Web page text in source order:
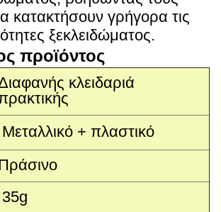
κατακτήσουν γρήγορα τις
ξεκλειδώματος.
προϊόντος
κλειδαριά
Μεταλλικό + πλαστικό
35g